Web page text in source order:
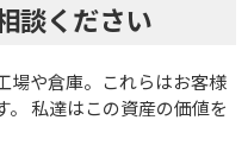
談ください
場や倉庫。これらはお客様
私達はこの資産の価値を